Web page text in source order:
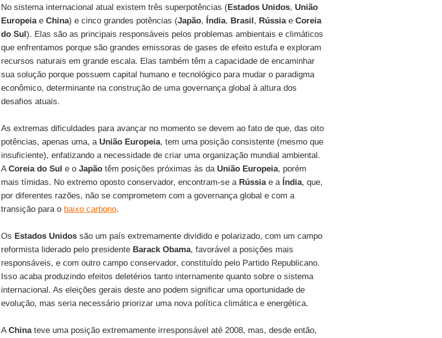
No sistema internacional atual existem três superpotências (Estados Unidos, União
Europeiae China) e cinco grandes potências (Japão, Índia, Brasil, RússiaeCoreia
do Sul). Elas são as principais responsáveis pelos problemas ambientais e climáticos
que enfrentamos porque são grandes emissoras de gases de efeito estufa e exploram
recursos naturais em grande escala. Elas também têm a capacidade de encaminhar
sua solução porque possuem capital humano e tecnológico para mudar o paradigma
econômico, determinante na construção de uma governança global à altura dos
desafios atuais.
As extremas dificuldades para avançar no momento se devem ao fato de que, das oito
potências, apenas uma, aUnião Europeia, tem uma posição consistente (mesmo que
insuficiente), enfatizando a necessidade de criar uma organização mundial ambiental.
ACoreia do Sul e o Japãotêm posições próximas às da União Europeia, porém
mais tímidas. No extremo oposto conservador, encontram-se a Rússiae aÍndia, que,
por diferentes razões, não se comprometem com a governança global e com a
transição para o baixo carbono.
Os Estados Unidossão um país extremamente dividido e polarizado, com um campo
reformista liderado pelo presidenteBarack Obama, favorável a posições mais
responsáveis, e com outro campo conservador, constituído pelo Partido Republicano.
Isso acaba produzindo efeitos deletérios tanto internamente quanto sobre o sistema
internacional. As eleições gerais deste ano podem significar uma oportunidade de
evolução, mas seria necessário priorizar uma nova política climática e energética.
AChinateve uma posição extremamente irresponsável até 2008, mas, desde então,